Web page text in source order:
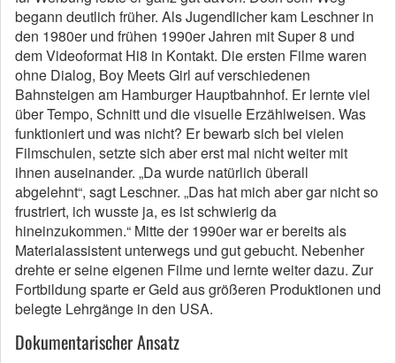
begann deutlich früher. Als Jugendlicher kam Leschner in
den 1980er und frühen 1990er Jahren mit Super 8 und
dem Videoformat Hi8 in Kontakt. Die ersten Filme waren
ohne Dialog, Boy Meets Girl auf verschiedenen
Bahnsteigen am Hamburger Hauptbahnhof. Er lernte viel
über Tempo, Schnitt und die visuelle Erzählweisen. Was
funktioniert und was nicht? Er bewarb sich bei vielen
Filmschulen, setzte sich aber erst mal nicht weiter mit
ihnen auseinander. „Da wurde natürlich überall
abgelehnt“, sagt Leschner. „Das hat mich aber gar nicht so
frustriert, ich wusste ja, es ist schwierig da
hineinzukommen.“ Mitte der 1990er war er bereits als
Materialassistent unterwegs und gut gebucht. Nebenher
drehte er seine eigenen Filme und lernte weiter dazu. Zur
Fortbildung sparte er Geld aus größeren Produktionen und
belegte Lehrgänge in den USA.
Dokumentarischer Ansatz